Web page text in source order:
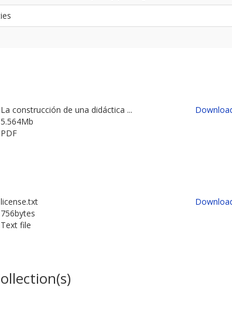
La construcción de una didáctica ...
5.564Mb
PDF
license.txt
756bytes
Text file